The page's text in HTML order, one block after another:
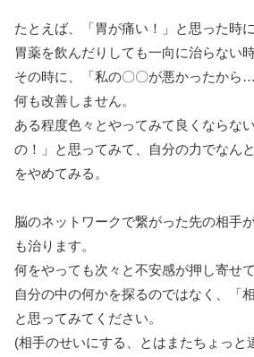
たとえば、「胃が痛い！」と思った時
胃薬を飲んだりしても一向に治らない
その時に、「私の〇〇が悪かったから
何も改善しません。
ある程度色々とやってみて良くならな
の！」と思ってみて、自分の力でなん
をやめてみる。
脳のネットワークで繋がった先の相手
も治ります。
何をやっても次々と不安感が押し寄せ
自分の中の何かを探るのではなく、「
と思ってみてください。
(相手のせいにする、とはまたちょっと